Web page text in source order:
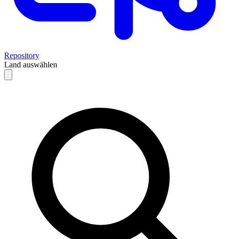
Repository
Land auswählen